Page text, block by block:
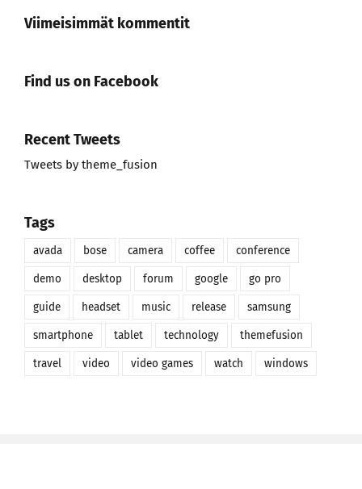
Viimeisimmät kommentit
Find us on Facebook
Recent Tweets
Tweets by theme_fusion
Tags
avada bose camera coffee conference
demo desktop forum google go pro
guide headset music release samsung
smartphone tablet technology themefusion
travel video video games watch windows